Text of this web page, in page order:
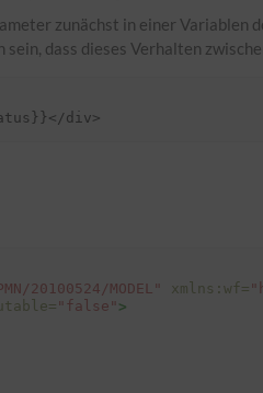
zunächst in einer Variablen
dass dieses Verhalten
20100524/MODEL" xmlns:wf=
"false" >